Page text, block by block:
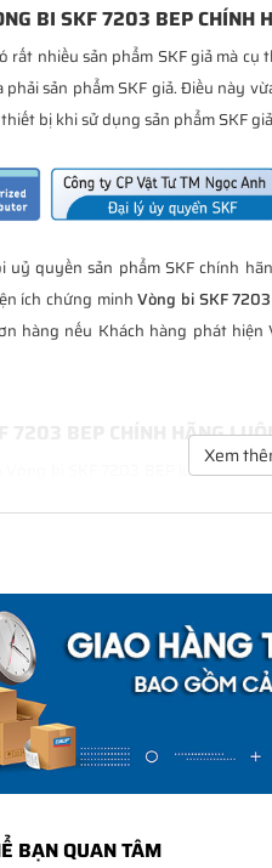
BI SKF 7203 BEP CHÍNH
nhiều sản phẩm SKF giả mà cụ
sản phẩm SKF giả. Điều này
bị khi sử dụng sản phẩm SKF
uỷ quyền sản phẩm SKF chính
ích chứng minhVòng bi SKF
hàng nếu Khách hàng phát
7203 BEP CHÍNH HÃNG
Vòng bi SKF 7203 BEP luôn là tốt
BI SKF 7203 BEP CHÍNH
hãng doSKF Ngọc Anhphân
BIỆT VÒNG BI SKF
của SKF để yên tâm về
bi SKF giả bằng mắt thường
Xem
BẠN QUAN TÂM